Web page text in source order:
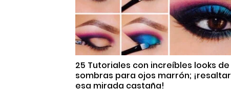
25 Tutoriales con increíbles looks de
sombras para ojos marrón; ¡resaltar
esa mirada castaña!